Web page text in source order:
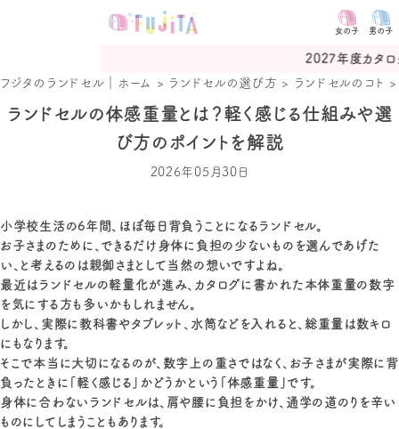
女の子 男の子
2027年度カタログ予約受付
フジタのランドセル｜ホーム
> ランドセルの選び方 > ランドセルのコト
ランドセルの体感重量とは？軽く感じる仕組みや選
び方のポイントを解説
2026年05月30日
小学校生活の6年間、ほぼ毎日背負うことになるランドセル。
お子さまのために、できるだけ身体に負担の少ないものを選んであげた
い、と考えるのは親御さまとして当然の想いですよね。
最近はランドセルの軽量化が進み、カタログに書かれた本体重量の数字
を気にする方も多いかもしれません。
しかし、実際に教科書やタブレット、水筒などを入れると、総重量は数キロ
にもなります。
そこで本当に大切になるのが、数字上の重さではなく、お子さまが実際に背
負ったときに「軽く感じる」かどうかという「体感重量」です。
身体に合わないランドセルは、肩や腰に負担をかけ、通学の道のりを辛い
ものにしてしまうこともあります。